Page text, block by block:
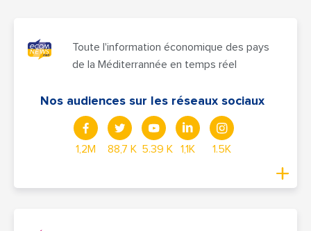
Toute l'information économique des pays
de la Méditerrannée en temps réel
Nos audiences sur les réseaux sociaux
1,2M 88,7 K 5.39 K 1,1K 1.5K